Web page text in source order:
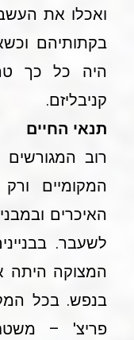
ואכלו את
בקתותיהם
היה כל כך
קניבליזם.
תנאי החיים
רוב המגורשים
המקומיים
האיכרים
לשעבר.
המצוקה היתה
בנפש. בכל
פריצ' –